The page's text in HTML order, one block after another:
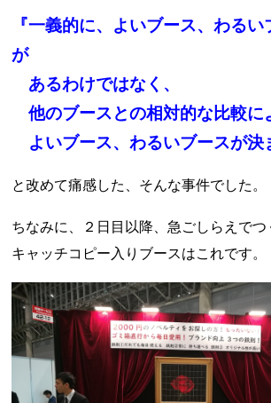
『一義的に、よいブース、わる
が
あるわけではなく、
他のブースとの相対的な比較に
よいブース、わるいブースが決
と改めて痛感した、そんな事件でした。
ちなみに、２日目以降、急ごしらえでつ
キャッチコピー入りブースはこれです。